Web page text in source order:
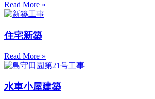
Read More »
住宅新築
Read More »
水車小屋建築